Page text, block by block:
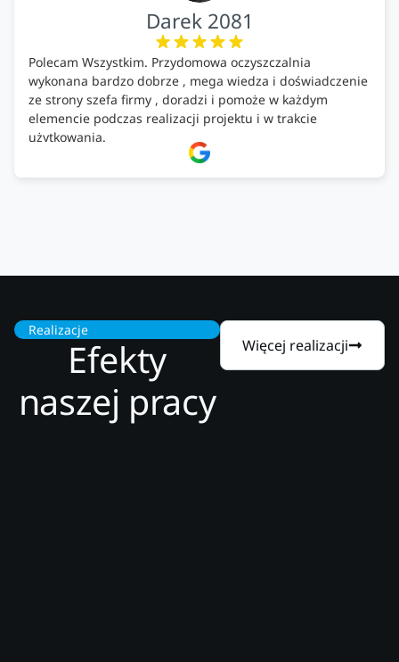
Darek 2081
Polecam Wszystkim. Przydomowa oczyszczalnia
wykonana bardzo dobrze , mega wiedza i doświadczenie
ze strony szefa firmy , doradzi i pomoże w każdym
elemencie podczas realizacji projektu i w trakcie
użytkowania.
Firma godna zaufania. Tak trzymać!
Realizacje
Efekty
naszej pracy
Więcej realizacji